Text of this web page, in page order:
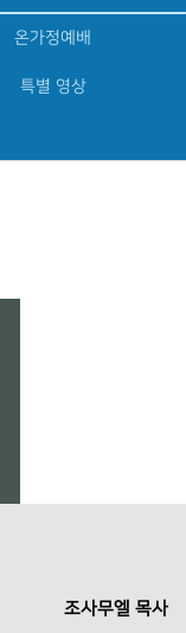
온가정예배
특별 영상
조사무엘 목사